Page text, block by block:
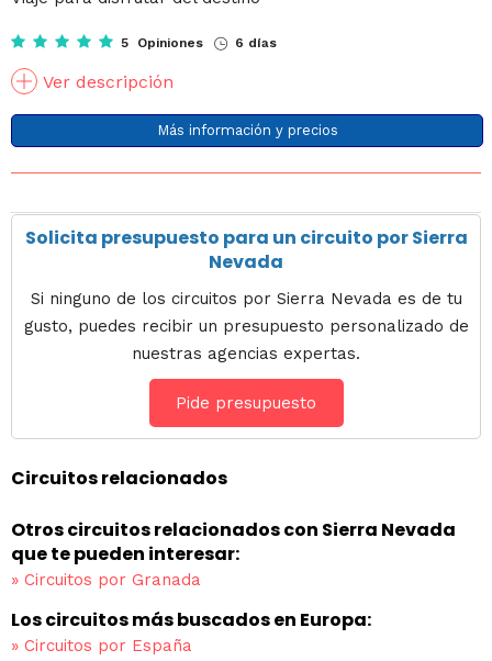
5 Opiniones 6 días
Ver descripción
Más información y precios
Solicita presupuesto para un circuito por Sierra
Nevada
Si ninguno de los circuitos por Sierra Nevada es de tu
gusto, puedes recibir un presupuesto personalizado de
nuestras agencias expertas.
Pide presupuesto
Circuitos relacionados
Otros circuitos relacionados con Sierra Nevada
que te pueden interesar:
» Circuitos por Granada
Los circuitos más buscados en Europa:
» Circuitos por España